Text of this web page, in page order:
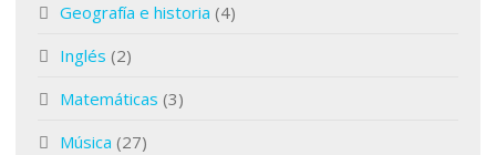
Geografía e historia (4)
Inglés (2)
Matemáticas (3)
Música (27)